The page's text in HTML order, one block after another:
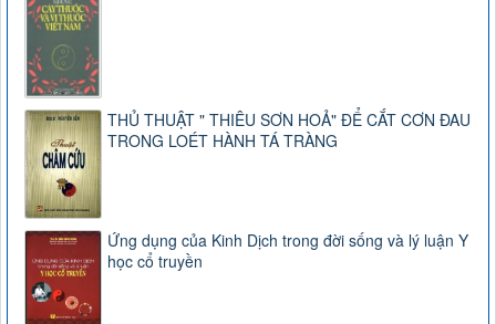
THỦ THUẬT " THIÊU SƠN HOẢ" ĐỂ CẮT CƠN ĐAU
TRONG LOÉT HÀNH TÁ TRÀNG
Ứng dụng của Kinh Dịch trong đời sống và lý luận Y
học cổ truyền